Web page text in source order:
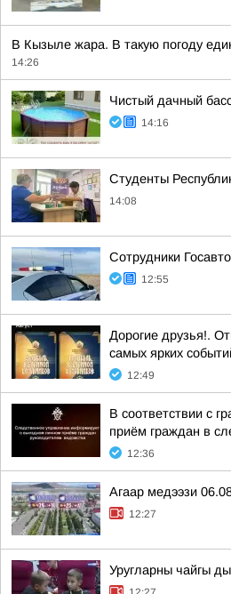
В Кызыле жара. В такую погоду
14:26
Чистый дачный
14:16
Студенты
14:08
Сотрудники
12:55
Дорогие друзья!.
самых ярких
12:49
В соответствии с
приём граждан в
12:36
Агаар медээзи
12:27
Уругларны чайгы